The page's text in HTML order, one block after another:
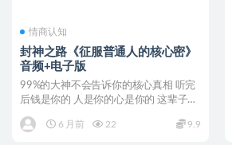
情商认知
封神之路《征服普通人的核心密》
音频+电子版
99%的大神不会告诉你的核心真相 听完
后钱是你的 人是你的心是你的 这辈子是
6 月前
22 9.9